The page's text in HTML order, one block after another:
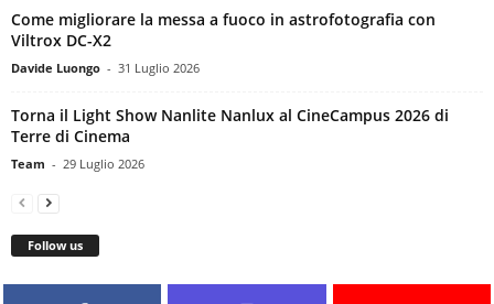
Come migliorare la messa a fuoco in astrofotografia con
Viltrox DC-X2
Davide Luongo - 31 Luglio 2026
Torna il Light Show Nanlite Nanlux al CineCampus 2026 di
Terre di Cinema
Team - 29 Luglio 2026
Follow us